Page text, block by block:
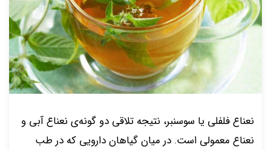
نعناع فلفلی یا سوسنبر، نتیجه تلاقی دو گونه‌ی نعناع آبی و
نعناع معمولی است. در میان گیاهان دارویی که در طب